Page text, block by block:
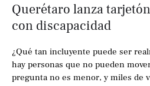
Querétaro lanza
con discapacidad
¿Qué tan incluyente puede ser
hay personas que no pueden
pregunta no es menor, y miles de